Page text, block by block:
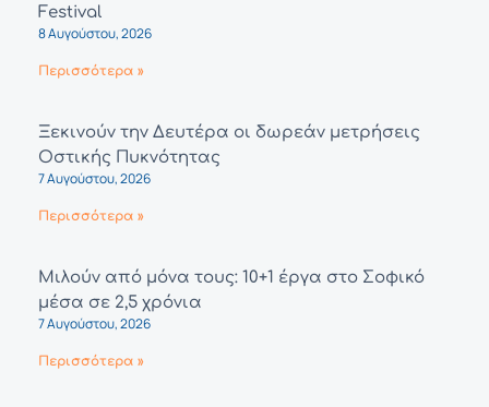
Festival
8 Αυγούστου, 2026
Περισσότερα »
Ξεκινούν την Δευτέρα οι δωρεάν μετρήσεις
Οστικής Πυκνότητας
7 Αυγούστου, 2026
Περισσότερα »
Μιλούν από μόνα τους: 10+1 έργα στο Σοφικό
μέσα σε 2,5 χρόνια
7 Αυγούστου, 2026
Περισσότερα »